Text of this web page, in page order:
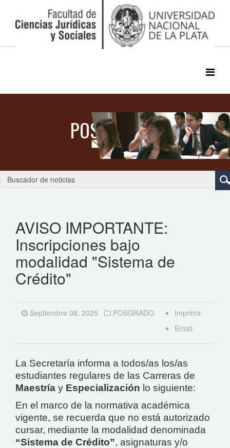
AVISO IMPORTANTE:
Inscripciones bajo
modalidad "Sistema de
Crédito"
Septiembre 08, 2025 POSGRADO
Imprimir
Email
La Secretaría informa a todos/as los/as
estudiantes regulares de las Carreras de
Maestría y Especialización lo siguiente:
En el marco de la normativa académica
vigente, se recuerda que no está autorizado
cursar, mediante la modalidad denominada
“Sistema de Crédito”, asignaturas y/o